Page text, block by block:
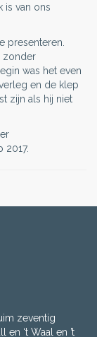
is van ons
presenteren.
zonder
was het even
en de klep
zijn als hij niet
2017.
zeventig
‘t Waal en ’t